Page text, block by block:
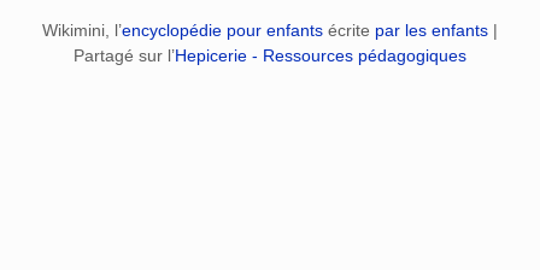
Wikimini, l’encyclopédie pour enfants écrite par les enfants |
Partagé sur l’Hepicerie - Ressources pédagogiques